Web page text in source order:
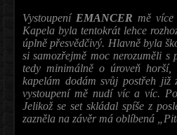
Vystoupení EMANCER mě
Kapela byla tentokrát lehce
úplně přesvědčivý. Hlavně byla
si samozřejmě moc nerozuměli
tedy minimálně o úroveň
kapelám dodám svůj postřeh již
vystoupení mě nudí víc a víc.
Jelikož se set skládal spíše z
zazněla na závěr má oblíbená